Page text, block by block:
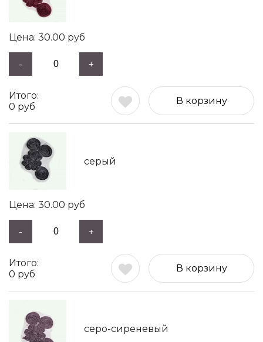
30.00 руб
- +
0 руб
В корзину
серый
30.00 руб
- +
0 руб
В корзину
серо-сиреневый